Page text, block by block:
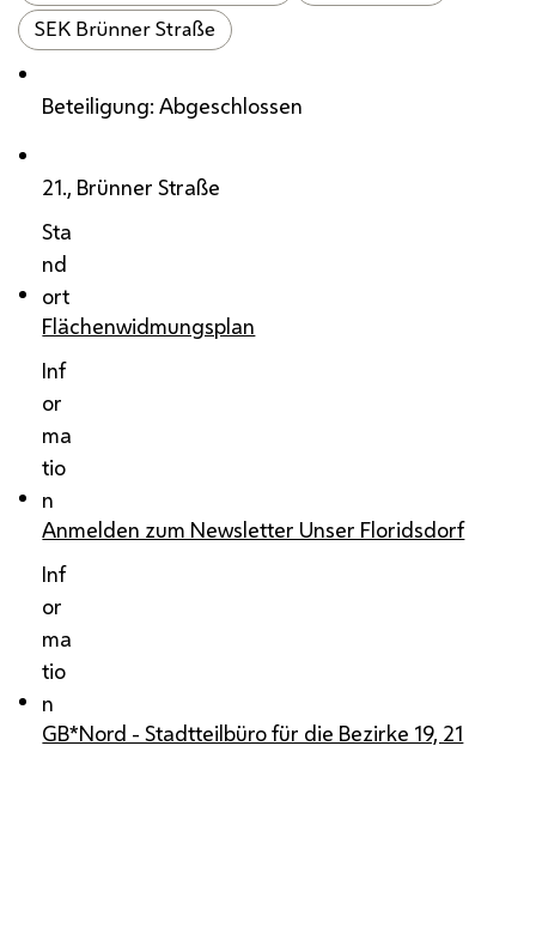
SEK Brünner Straße
Beteiligung: Abgeschlossen
21., Brünner Straße
Sta
nd
ort
Flächenwidmungsplan
Inf
or
ma
tio
n
Anmelden zum Newsletter Unser Floridsdorf
Inf
or
ma
tio
n
GB*Nord - Stadtteilbüro für die Bezirke 19, 21